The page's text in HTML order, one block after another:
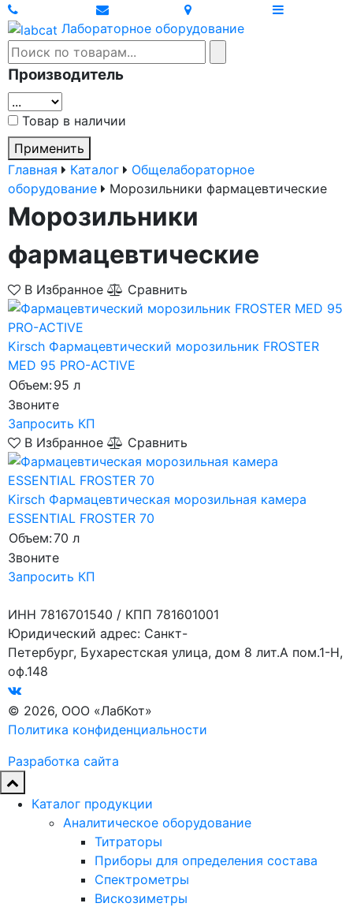
Лабораторное оборудование
Производитель
Товар в наличии
Применить
Главная
Каталог
Общелабораторное
оборудование
Морозильники фармацевтические
Морозильники
фармацевтические
В Избранное Сравнить
Kirsch Фармацевтический морозильник FROSTER
MED 95 PRO-ACTIVE
Объем:95 л
Звоните
Запросить КП
В Избранное
Сравнить
Kirsch Фармацевтическая морозильная камера
ESSENTIAL FROSTER 70
Объем:70 л
Звоните
Запросить КП
ИНН 7816701540 / КПП 781601001
Юридический адрес: Санкт-
Петербург, Бухарестская улица, дом 8 лит.А пом.1-Н,
оф.148
© 2026, ООО «ЛабКот»
Политика конфиденциальности
Разработка сайта
Каталог продукции
Аналитическое оборудование
Титраторы
Приборы для определения состава
Спектрометры
Вискозиметры